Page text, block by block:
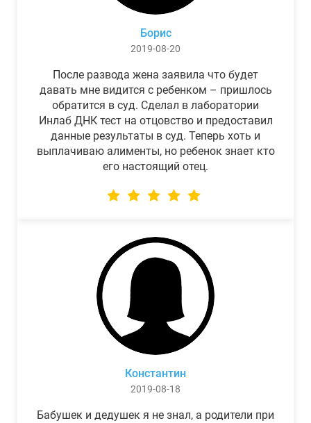
Борис
2019-08-20
После развода жена заявила что будет
давать мне видится с ребенком – пришлось
обратится в суд. Сделал в лаборатории
Инлаб ДНК тест на отцовство и предоставил
данные результаты в суд. Теперь хоть и
выплачиваю алименты, но ребенок знает кто
его настоящий отец.
Константин
2019-08-18
Бабушек и дедушек я не знал, а родители при